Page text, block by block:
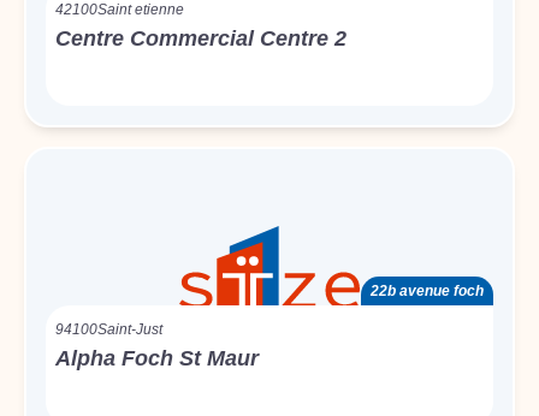
42100Saint etienne
Centre Commercial Centre 2
22b avenue foch
94100Saint-Just
Alpha Foch St Maur